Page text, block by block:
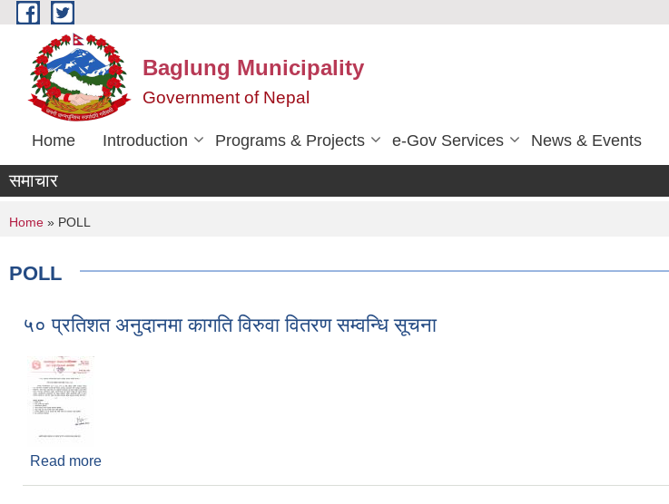
Skip to main content
Baglung Municipality
Government of Nepal
Home Introduction Programs & Projects e-Gov Services News & Events
समाचार
You are here
Home » POLL
POLL
५० प्रतिशत अनुदानमा कागति विरुवा वितरण सम्वन्धि सूचना
Read more